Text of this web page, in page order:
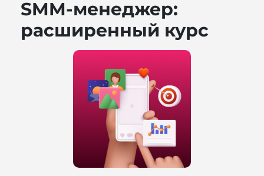
SMM-менеджер:
расширенный курс